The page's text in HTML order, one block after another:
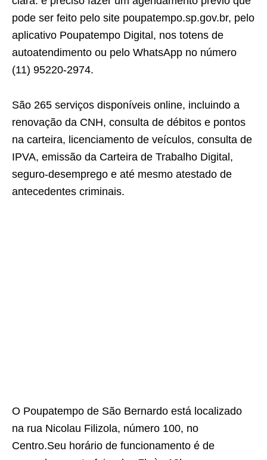
pode ser feito pelo site poupatempo.sp.gov.br, pelo
aplicativo Poupatempo Digital, nos totens de
autoatendimento ou pelo WhatsApp no número
(11) 95220-2974.
São 265 serviços disponíveis online, incluindo a
renovação da CNH, consulta de débitos e pontos
na carteira, licenciamento de veículos, consulta de
IPVA, emissão da Carteira de Trabalho Digital,
seguro-desemprego e até mesmo atestado de
antecedentes criminais.
O Poupatempo de São Bernardo está localizado
na rua Nicolau Filizola, número 100, no
Centro.Seu horário de funcionamento é de